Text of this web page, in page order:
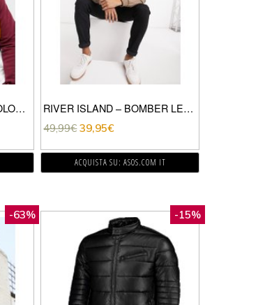
FRED PERRY – FELPA COLOURBLOCK CON RILIEVO BORDEAUX SFUMATO-ROSSO RIVER ISLAND – BOMBER LEGGERO MARRONE
49,99€ 39,95€
ACQUISTA SU: ASOS.COM IT
-63% -15%